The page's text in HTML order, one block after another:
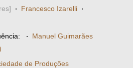
· Francesco Izarelli ·
· Manuel Guimarães
de Produções